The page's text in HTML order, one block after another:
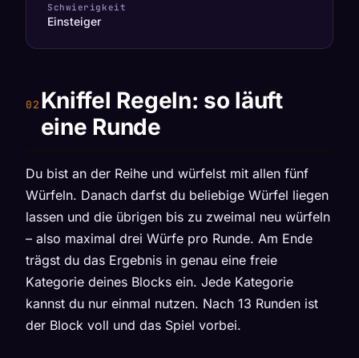
Schwierigkeit
Einsteiger
Kniffel Regeln: so läuft
eine Runde
Du bist an der Reihe und würfelst mit allen fünf
Würfeln. Danach darfst du beliebige Würfel liegen
lassen und die übrigen bis zu zweimal neu würfeln
– also maximal drei Würfe pro Runde. Am Ende
trägst du das Ergebnis in genau eine freie
Kategorie deines Blocks ein. Jede Kategorie
kannst du nur einmal nutzen. Nach 13 Runden ist
der Block voll und das Spiel vorbei.